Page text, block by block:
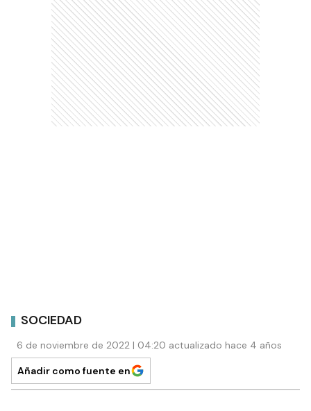
SOCIEDAD
6 de noviembre de 2022 | 04:20 actualizado hace 4 años
Añadir como fuente en